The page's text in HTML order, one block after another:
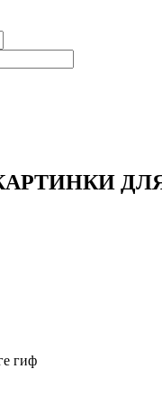
гиф